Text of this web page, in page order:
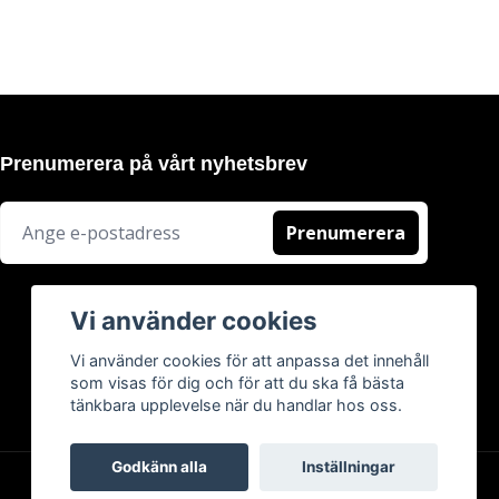
Prenumerera på vårt nyhetsbrev
Prenumerera
Vi använder cookies
Vi använder cookies för att anpassa det innehåll
som visas för dig och för att du ska få bästa
tänkbara upplevelse när du handlar hos oss.
Godkänn alla Inställningar